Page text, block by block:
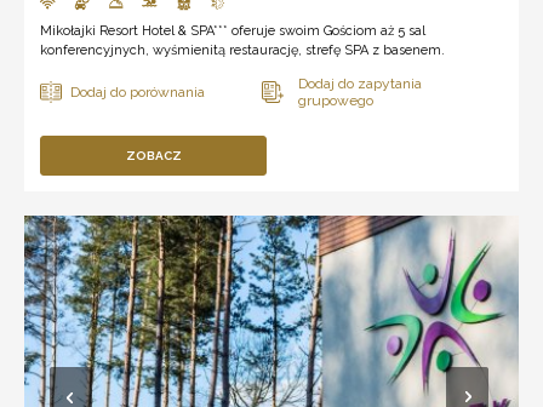
Mikołajki Resort Hotel & SPA*** oferuje swoim Gościom aż 5 sal
konferencyjnych, wyśmienitą restaurację, strefę SPA z basenem.
ZOBACZ